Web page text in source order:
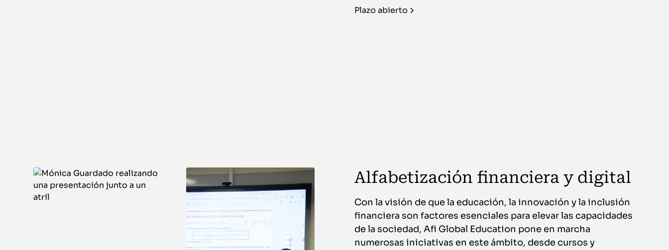
Plazo abierto
Alfabetización financiera y digital
Con la visión de que la educación, la innovación y la inclusión
financiera son factores esenciales para elevar las capacidades
de la sociedad, Afi Global Education pone en marcha
numerosas iniciativas en este ámbito, desde cursos y